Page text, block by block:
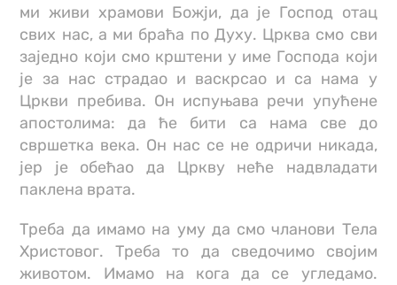
ми живи храмови Божји, да је Господ отац
свих нас, а ми браћа по Духу. Црква смо сви
заједно који смо крштени у име Господа који
је за нас страдао и васкрсао и са нама у
Цркви пребива. Он испуњава речи упућене
апостолима: да ће бити са нама све до
свршетка века. Он нас се не одричи никада,
јер је обећао да Цркву неће надвладати
паклена врата.
Треба да имамо на уму да смо чланови Тела
Христовог. Треба то да сведочимо својим
животом. Имамо на кога да се угледамо.